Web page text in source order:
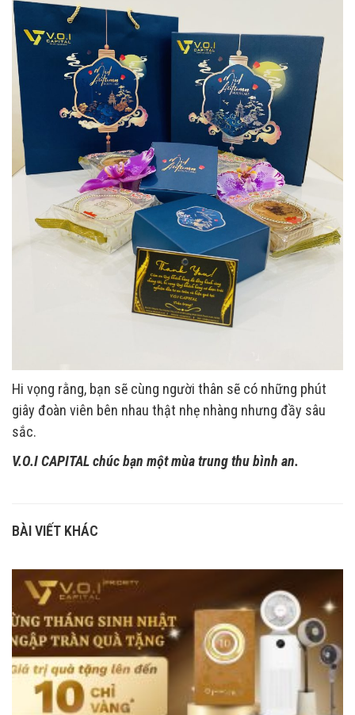
Hi vọng rằng, bạn sẽ cùng người thân sẽ có những phút
giây đoàn viên bên nhau thật nhẹ nhàng nhưng đầy sâu
sắc.
V.O.I CAPITAL chúc bạn một mùa trung thu bình an.
BÀI VIẾT KHÁC